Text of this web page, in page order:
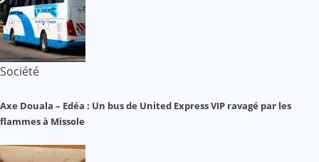
Société
Axe Douala – Edéa : Un bus de United Express VIP ravagé par les
flammes à Missole